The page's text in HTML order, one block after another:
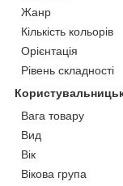
Жанр
Кількість кольорів
Орієнтація
Рівень складності
Вага товару
Вид
Вік
Вікова група